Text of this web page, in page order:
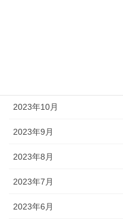
2023年10月
2023年9月
2023年8月
2023年7月
2023年6月